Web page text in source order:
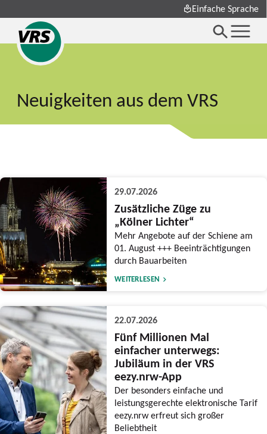
Einfache Sprache
Neuigkeiten aus dem VRS
29.07.2026
Zusätzliche Züge zu
„Kölner Lichter“
Mehr Angebote auf der Schiene am
01. August +++ Beeinträchtigungen
durch Bauarbeiten
WEITERLESEN
22.07.2026
Fünf Millionen Mal
einfacher unterwegs:
Jubiläum in der VRS
eezy.nrw-App
Der besonders einfache und
leistungsgerechte elektronische Tarif
eezy.nrw erfreut sich großer
Beliebtheit